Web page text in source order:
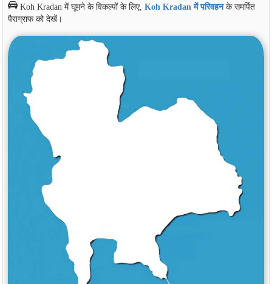
Koh Kradan में घूमने के विकल्पों के लिए, Koh Kradan में परिवहनके समर्पित
पैराग्राफ को देखें।